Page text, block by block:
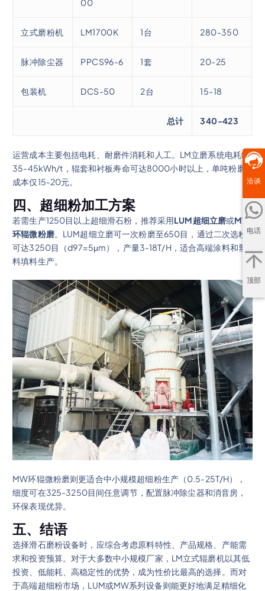
00
立式磨粉机 LM1700K 1台 280-350
脉冲除尘器 PPCS96-6 1套 20-25
包装机 DCS-50 2台 15-18
总计 340-423
运营成本主要包括电耗、耐磨件消耗和人工。LM立磨系统电耗约
35-45kWh/t，辊套和衬板寿命可达8000小时以上，单吨粉磨
成本仅15-20元。
四、超细粉加工方案
若需生产1250目以上超细滑石粉，推荐采用LUM超细立磨或MW
环辊微粉磨。LUM超细立磨可一次粉磨至650目，通过二次选粉
可达3250目（d97=5μm），产量3-18T/H，适合高端涂料和塑
料填料生产。
MW环辊微粉磨则更适合中小规模超细粉生产（0.5-25T/H），
细度可在325-3250目间任意调节，配置脉冲除尘器和消音房，
环保表现优异。
五、结语
选择滑石磨粉设备时，应综合考虑原料特性、产品规格、产能需
求和投资预算。对于大多数中小规模厂家，LM立式辊磨机以其低
投资、低能耗、高稳定性的优势，成为性价比最高的选择。而对
于高端超细粉市场，LUM或MW系列设备则能更好地满足精细化
洽谈
电话
顶部